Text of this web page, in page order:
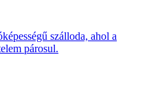
szálloda, ahol a
párosul.